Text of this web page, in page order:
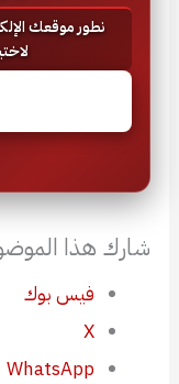
نطور موقعك
شارك هذا
فيس بوك
X
WhatsApp